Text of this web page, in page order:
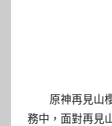
原神再見山
務中，面對再見